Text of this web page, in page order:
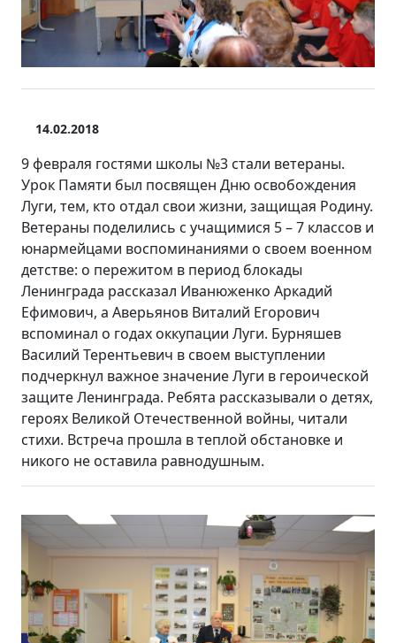
14.02.2018
9 февраля гостями школы №3 стали ветераны.
Урок Памяти был посвящен Дню освобождения
Луги, тем, кто отдал свои жизни, защищая Родину.
Ветераны поделились с учащимися 5 – 7 классов и
юнармейцами воспоминаниями о своем военном
детстве: о пережитом в период блокады
Ленинграда рассказал Иванюженко Аркадий
Ефимович, а Аверьянов Виталий Егорович
вспоминал о годах оккупации Луги. Бурняшев
Василий Терентьевич в своем выступлении
подчеркнул важное значение Луги в героической
защите Ленинграда. Ребята рассказывали о детях,
героях Великой Отечественной войны, читали
стихи. Встреча прошла в теплой обстановке и
никого не оставила равнодушным.